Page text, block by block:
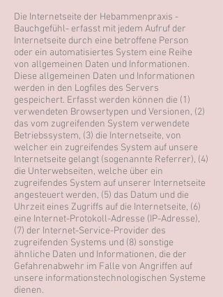
Die Internetseite der Hebammenpraxis -
Bauchgefühl- erfasst mit jedem Aufruf der
Internetseite durch eine betroffene Person
oder ein automatisiertes System eine Reihe
von allgemeinen Daten und Informationen.
Diese allgemeinen Daten und Informationen
werden in den Logfiles des Servers
gespeichert. Erfasst werden können die (1)
verwendeten Browsertypen und Versionen, (2)
das vom zugreifenden System verwendete
Betriebssystem, (3) die Internetseite, von
welcher ein zugreifendes System auf unsere
Internetseite gelangt (sogenannte Referrer), (4)
die Unterwebseiten, welche über ein
zugreifendes System auf unserer Internetseite
angesteuert werden, (5) das Datum und die
Uhrzeit eines Zugriffs auf die Internetseite, (6)
eine Internet-Protokoll-Adresse (IP-Adresse),
(7) der Internet-Service-Provider des
zugreifenden Systems und (8) sonstige
ähnliche Daten und Informationen, die der
Gefahrenabwehr im Falle von Angriffen auf
unsere informationstechnologischen Systeme
dienen.